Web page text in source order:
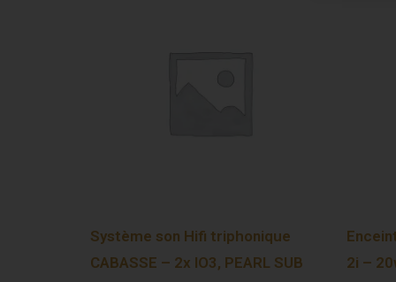
Système son Hifi triphonique
CABASSE – 2x IO3, PEARL SUB
2i –